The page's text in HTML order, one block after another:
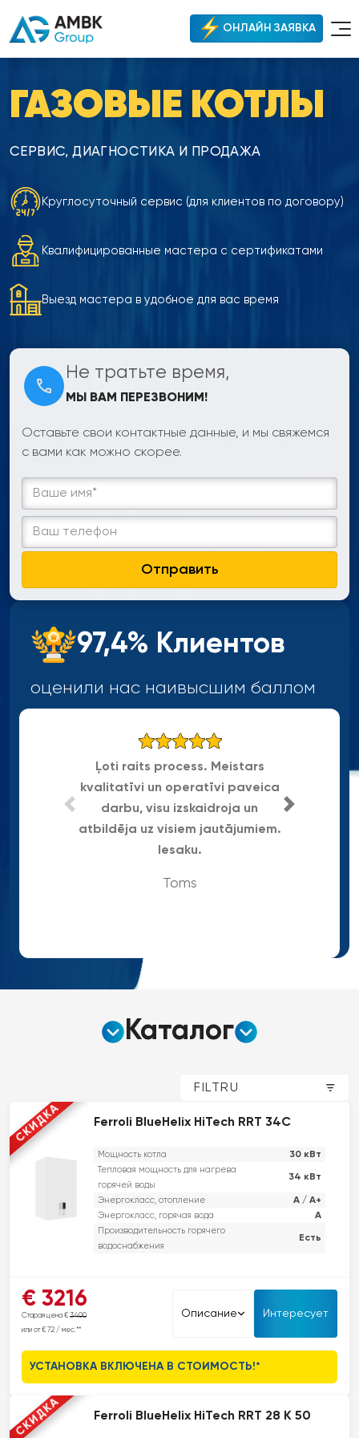
ОНЛАЙН ЗАЯВКА
ГАЗОВЫЕ КОТЛЫ
СЕРВИС, ДИАГНОСТИКА И ПРОДАЖА
Круглосуточный сервис (для клиентов по договору)
Квалифицированные мастера с сертификатами
Выезд мастера в удобное для вас время
Не тратьте время,
МЫ ВАМ ПЕРЕЗВОНИМ!
Оставьте свои контактные данные, и мы свяжемся
с вами как можно скорее.
Отправить
97,4% Клиентов
оценили нас наивысшим баллом
Ļoti raits process. Meistars
kvalitatīvi un operatīvi paveica
darbu, visu izskaidroja un
atbildēja uz visiem jautājumiem.
Iesaku.
Toms
Каталог
FILTRU
Ferroli BlueHelix HiTech RRT 34C
Мощность котла 30 кВт
Тепловая мощность для нагрева
горячей воды
34 кВт
Энергокласс, отопление A / A+
Энергокласс, горячая вода A
Производительность горячего
водоснабжения
Есть
энергоэффективное решение, достигающее класса
энергоэффективности A+ при использовании пульта
дистанционного управления CONNECT и датчика наружной
температуры.Эта модель является отличным выбором для замены
широкий диапазон модуляции для эффективного использования
энергии и поддерживает использование топлива с добавлением
СКИДКА
€ 3216
Старая цена € 3400
или от € 72 / мес.**
Описание Интересует
УСТАНОВКА ВКЛЮЧЕНА В СТОИМОСТЬ!*
Ferroli BlueHelix HiTech RRT 28 K 50
СКИДКА